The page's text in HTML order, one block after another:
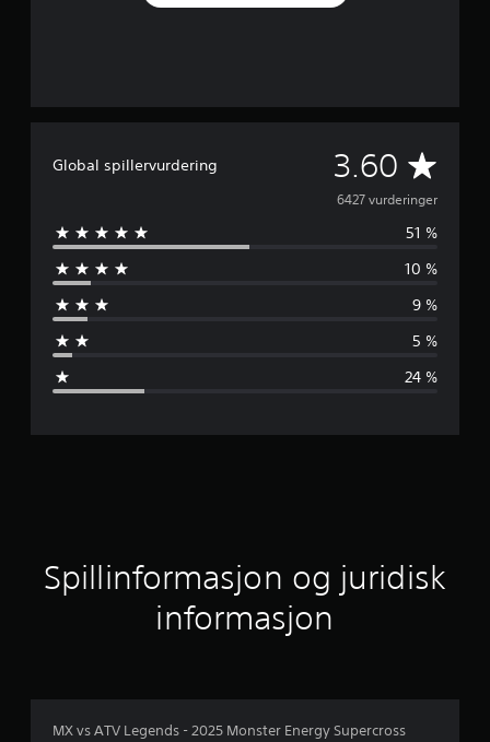
Global spillervurdering 3.60 G
j
e
n
o
s
t
g
6427 vurderinger
51 %
10 %
9 %
5 %
24 %
Spillinformasjon og juridisk
informasjon
MX vs ATV Legends - 2025 Monster Energy Supercross